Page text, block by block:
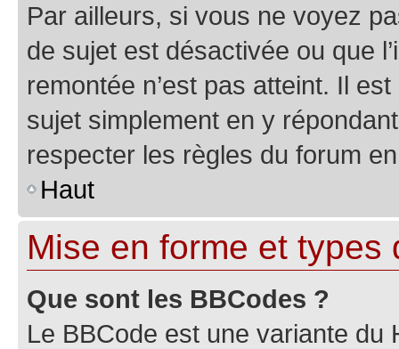
Par ailleurs, si vous ne voyez
de sujet est désactivée ou que
remontée n’est pas atteint. Il
sujet simplement en y
respecter les règles du forum
Haut
Mise en forme et types
Que sont les BBCodes ?
Le BBCode est une variante du